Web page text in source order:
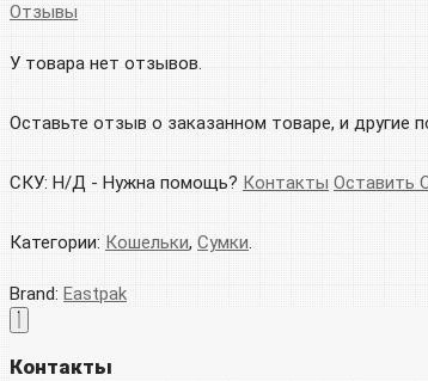
Отзывы
У товара нет отзывов.
Оставьте отзыв о заказанном товаре, и другие
СКУ: Н/Д - Нужна помощь? Контакты Оставить
Категории: Кошельки, Сумки.
Brand: Eastpak
Контакты